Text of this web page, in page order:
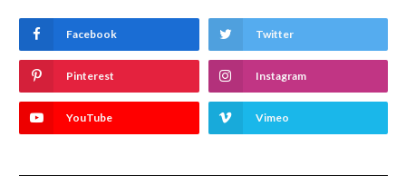
Facebook Twitter
Pinterest Instagram
YouTube Vimeo